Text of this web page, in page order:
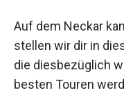
Auf dem Neckar
stellen wir dir in
die diesbezüglich
besten Touren